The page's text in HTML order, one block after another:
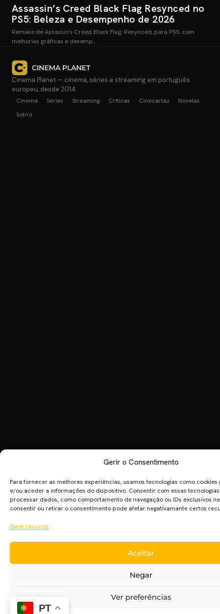
Gerir o Consentimento
Para fornecer as melhores experiências, usamos tecnologias como
e/ou aceder a informações do dispositivo. Consentir com essas
processar dados, como comportamento de navegação ou IDs exclusivos
consentir ou retirar o consentimento pode afetar negativamante certos
Gerir serviços
Aceitar
Negar
Ver preferências
Assassin’s Creed Black Flag Resynced no
PS5: Beleza e Desempenho de 2026
Remake de Assassin’s Creed Black Flag, Resynced, para PS5, com
melhorias gráficas e desemp…
Cinema Planet — cinema, séries e streaming em português
europeu, desde 2014.
Cinema Séries Streaming Críticas Cinecartaz
Novelas
Sobre
PT